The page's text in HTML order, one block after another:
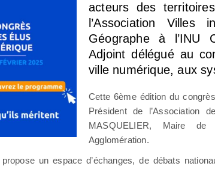
acteurs des
l’Association Villes
Géographe à l’INU
Adjoint délégué au
ville numérique, aux
Cette 6ème édition du
Président de l’Association
MASQUELIER, Maire de
Agglomération.
un espace d’échanges, de débats